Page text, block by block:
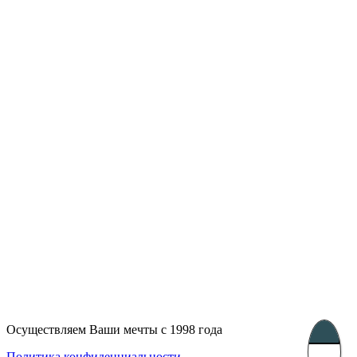
Осуществляем Ваши мечты с 1998 года